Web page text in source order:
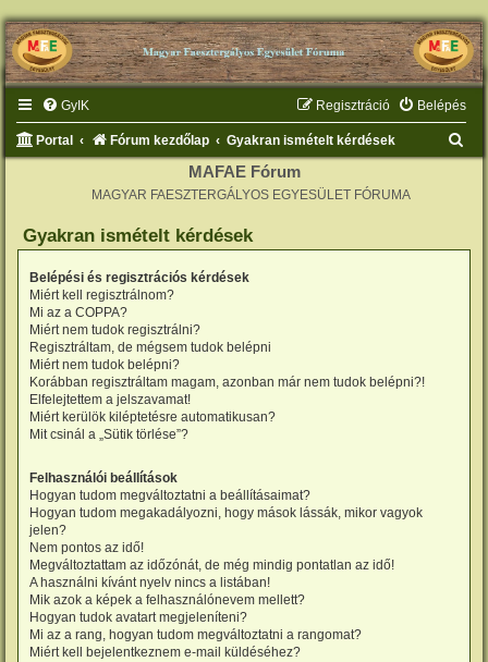
GyIK Belépés
Regisztráció
Portal Fórum kezdőlap Gyakran ismételt kérdések
s
MAFAE Fórum
MAGYAR FAESZTERGÁLYOS EGYESÜLET FÓRUMA
Gyakran ismételt kérdések
Belépési és regisztrációs kérdések
Miért kell regisztrálnom?
Mi az a COPPA?
Miért nem tudok regisztrálni?
Regisztráltam, de mégsem tudok belépni
Miért nem tudok belépni?
Korábban regisztráltam magam, azonban már nem tudok belépni?!
Elfelejtettem a jelszavamat!
Miért kerülök kiléptetésre automatikusan?
Mit csinál a „Sütik törlése”?
Felhasználói beállítások
Hogyan tudom megváltoztatni a beállításaimat?
Hogyan tudom megakadályozni, hogy mások lássák, mikor vagyok
jelen?
Nem pontos az idő!
Megváltoztattam az időzónát, de még mindig pontatlan az idő!
A használni kívánt nyelv nincs a listában!
Mik azok a képek a felhasználónevem mellett?
Hogyan tudok avatart megjeleníteni?
Mi az a rang, hogyan tudom megváltoztatni a rangomat?
Miért kell bejelentkeznem e-mail küldéséhez?